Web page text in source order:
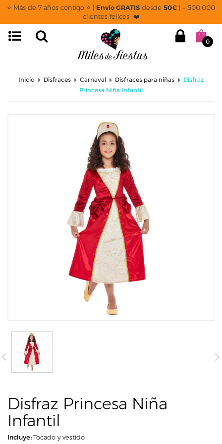
⭐ Más de 7 años contigo ⭐ | Envío GRATIS desde 50€ | + 500.000
clientes felices ❤️
0
Inicio Disfraces Carnaval Disfraces para niñas
Disfraz
Princesa Niña Infantil
Disfraz Princesa Niña
Infantil
Incluye:Tocado y vestido